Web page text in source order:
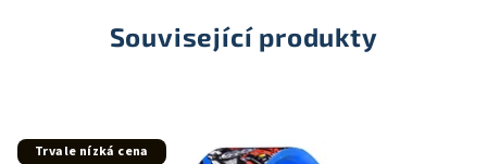
Související produkty
Trvale nízká cena